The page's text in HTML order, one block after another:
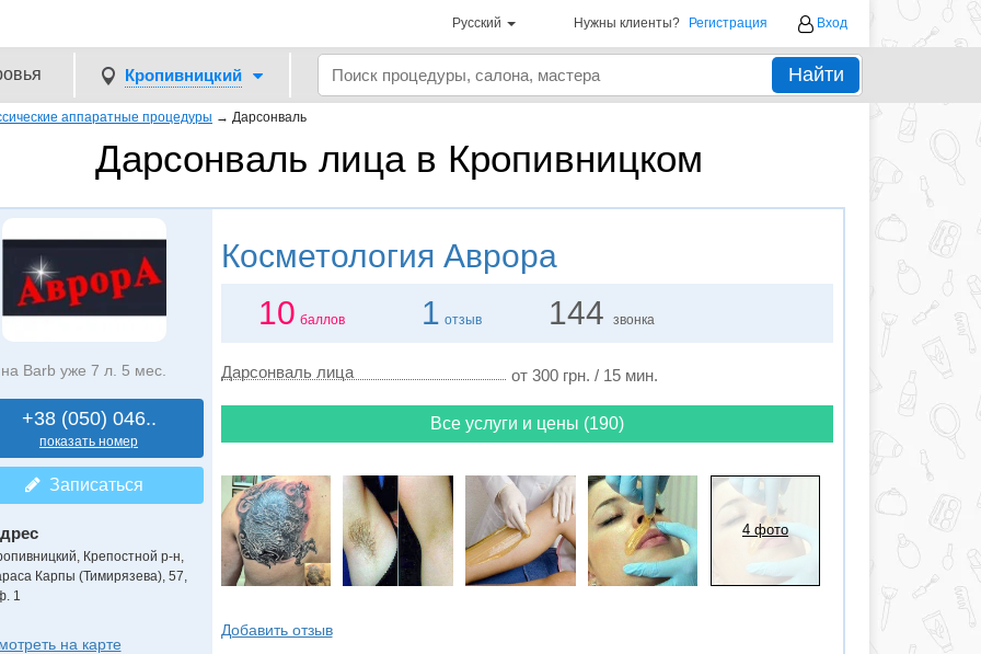
Русский Нужны клиенты? Регистрация Вход
Кропивницкий Найти
аппаратные процедуры → Дарсонваль
Дарсонваль лица в Кропивницком
на Barb уже 7 л. 5 мес.
+38 (050) 046..
показать номер
Записаться
Крепостной р-н
Карпы (Тимирязева), 57,
1
на карте
Косметология Аврора
10 баллов 1 отзыв 144 звонка
Дарсонваль лица от 300 грн. / 15 мин.
Все услуги и цены (190)
4 фото
Добавить отзыв